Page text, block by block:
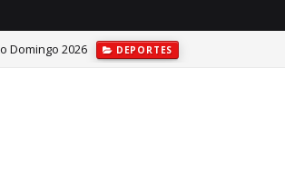
Antonieta Bello SAN JUAN DE LA MAGUANA